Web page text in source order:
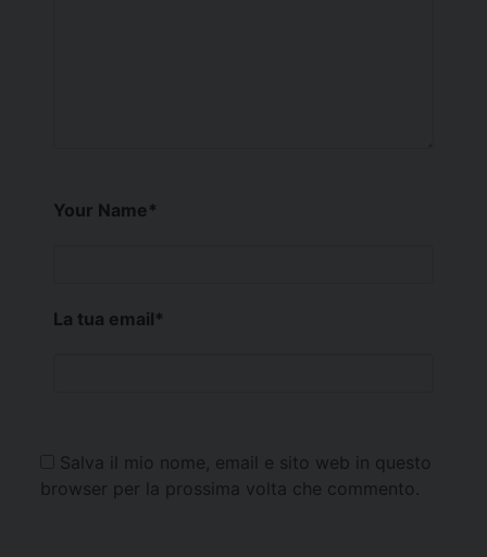
Your Name*
La tua email*
Salva il mio nome, email e sito web in questo
browser per la prossima volta che commento.